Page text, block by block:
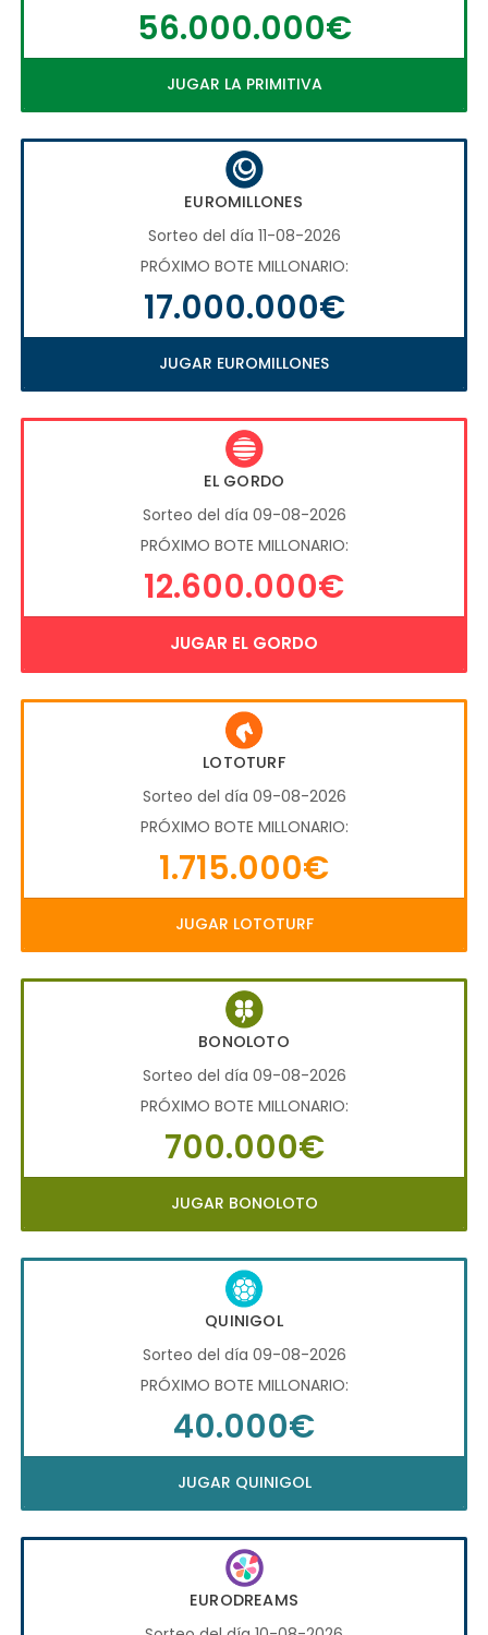
56.000.000€
JUGAR LA PRIMITIVA
EUROMILLONES
Sorteo del día 11-08-2026
PRÓXIMO BOTE MILLONARIO:
17.000.000€
JUGAR EUROMILLONES
EL GORDO
Sorteo del día 09-08-2026
PRÓXIMO BOTE MILLONARIO:
12.600.000€
JUGAR EL GORDO
LOTOTURF
Sorteo del día 09-08-2026
PRÓXIMO BOTE MILLONARIO:
1.715.000€
JUGAR LOTOTURF
BONOLOTO
Sorteo del día 09-08-2026
PRÓXIMO BOTE MILLONARIO:
700.000€
JUGAR BONOLOTO
QUINIGOL
Sorteo del día 09-08-2026
PRÓXIMO BOTE MILLONARIO:
40.000€
JUGAR QUINIGOL
EURODREAMS